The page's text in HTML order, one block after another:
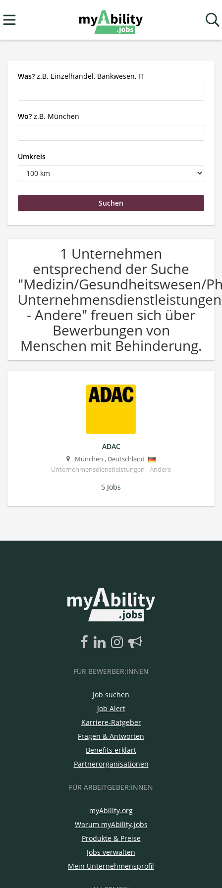
Was? z.B. Einzelhandel, Bankwesen, IT
Wo? z.B. München
Umkreis
1 Unternehmen
entsprechend der Suche
"Medizin/Gesundheitswesen/
Unternehmensdienstleistungen
- Andere" freuen sich über
Bewerbungen von
Menschen mit Behinderung.
ADAC
München , Deutschland
Unternehmensdienstleistungen - Andere
5 Jobs
FÜR BEWERBER:INNEN
Job suchen
Job Alert
Karriere-Ratgeber
Fragen & Antworten
Benefits erklärt
Partnerorganisationen
FÜR ARBEITGEBER:INNEN
myAbility.org
Warum myAbility.jobs
Produkte & Preise
Jobs verwalten
Mein Unternehmensprofil